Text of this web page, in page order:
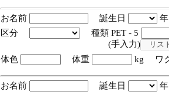
お名前 誕生日
区分
種類 PET - 5
(手入力)
体色
体重 kg ワ
お名前 誕生日